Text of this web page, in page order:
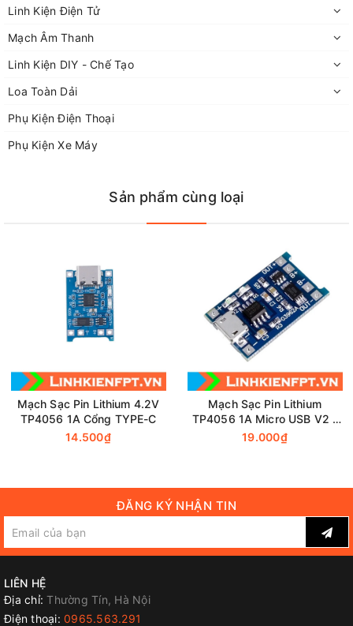
Linh Kiện Điện Tử
Mạch Âm Thanh
Linh Kiện DIY - Chế Tạo
Loa Toàn Dải
Phụ Kiện Điện Thoại
Phụ Kiện Xe Máy
Sản phẩm cùng loại
Mạch Sạc Pin Lithium 4.2V
TP4056 1A Cổng TYPE-C
14.500₫
Mạch Sạc Pin Lithium
TP4056 1A Micro USB V2 -
Có IC Bảo Vệ Quá Dòng
19.000₫
ĐĂNG KÝ NHẬN TIN
LIÊN HỆ
Địa chỉ: Thường Tín, Hà Nội
Điện thoại: 0965.563.291